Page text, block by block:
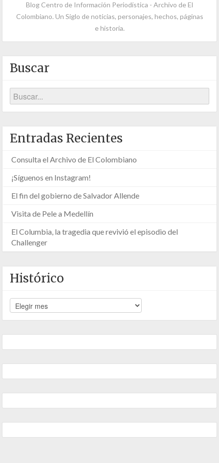
Blog Centro de Información Periodística - Archivo de El
Colombiano. Un Siglo de noticias, personajes, hechos, páginas
e historia.
Buscar
Entradas Recientes
Consulta el Archivo de El Colombiano
¡Síguenos en Instagram!
El fin del gobierno de Salvador Allende
Visita de Pele a Medellín
El Columbia, la tragedia que revivió el episodio del
Challenger
Histórico